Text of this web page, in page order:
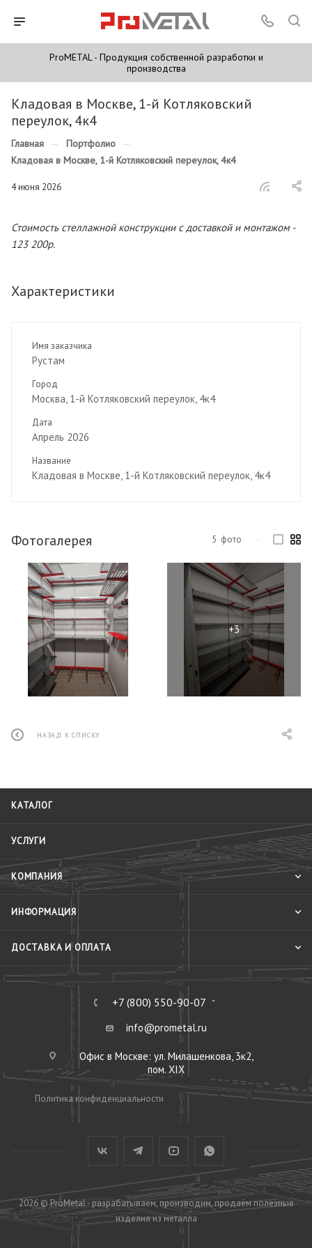
ProMETAL - Продукция собственной разработки и
производства
Кладовая в Москве, 1-й Котляковский
переулок, 4к4
Главная — Портфолио —
Кладовая в Москве, 1-й Котляковский переулок, 4к4
4 июня 2026
Стоимость стеллажной конструкции с доставкой и монтажом -
123 200р.
Характеристики
Имя заказчика
Рустам
Город
Москва, 1-й Котляковский переулок, 4к4
Дата
Апрель 2026
Название
Кладовая в Москве, 1-й Котляковский переулок, 4к4
Фотогалерея 5 фото
НАЗАД К СПИСКУ
КАТАЛОГ
УСЛУГИ
КОМПАНИЯ
ИНФОРМАЦИЯ
ДОСТАВКА И ОПЛАТА
+7 (800) 550-90-07
info@prometal.ru
Офис в Москве: ул. Милашенкова, 3к2,
пом. XIX
Политика конфиденциальности
2026 © ProMetal - разрабатываем, производим, продаём полезные
изделия из металла